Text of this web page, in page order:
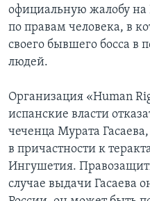
Языки
официальную жалобу на
по правам человека, в
своего бывшего босса
людей.
Организация «Human
испанские власти
чеченца Мурата
в причастности к
Ингушетия.
случае выдачи Гасаева